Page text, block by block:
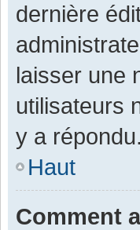
dernière
laisser une
utilisateurs
y a répondu.
Haut
Comment